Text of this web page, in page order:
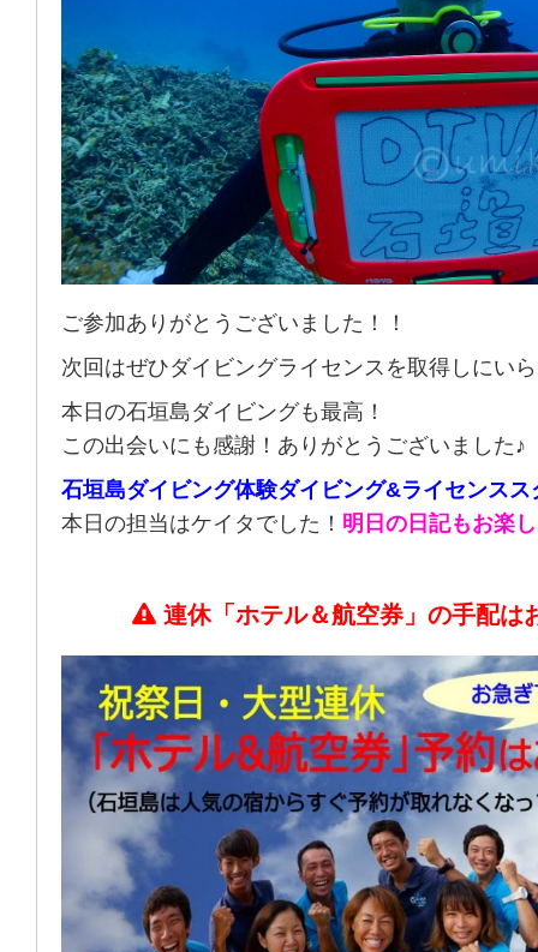
ご参加ありがとうございました！！
次回はぜひダイビングライセンスを取得しにい
本日の石垣島ダイビングも最高！
この出会いにも感謝！ありがとうございました♪
石垣島ダイビング体験ダイビング&ライセンスス
本日の担当はケイタでした！ 明日の日記もお楽
連休「ホテル＆航空券」の手配は